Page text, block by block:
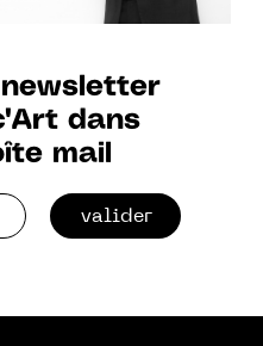
newsletter
dans
mail
valider